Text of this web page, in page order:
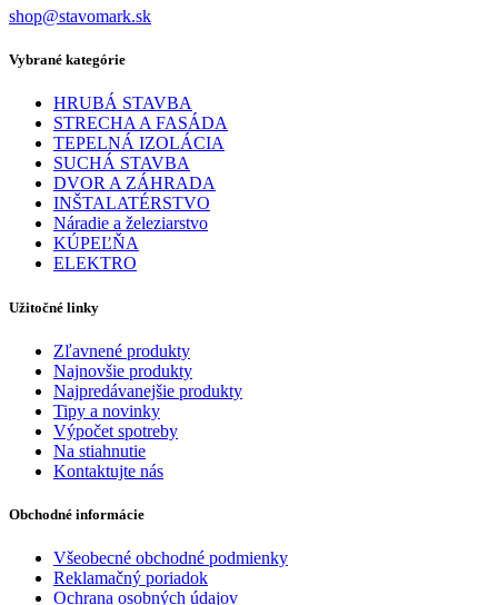
shop@stavomark.sk
Vybrané kategórie
HRUBÁ STAVBA
STRECHA A FASÁDA
TEPELNÁ IZOLÁCIA
SUCHÁ STAVBA
DVOR A ZÁHRADA
INŠTALATÉRSTVO
Náradie a železiarstvo
KÚPEĽŇA
ELEKTRO
Užitočné linky
Zľavnené produkty
Najnovšie produkty
Najpredávanejšie produkty
Tipy a novinky
Výpočet spotreby
Na stiahnutie
Kontaktujte nás
Obchodné informácie
Všeobecné obchodné podmienky
Reklamačný poriadok
Ochrana osobných údajov